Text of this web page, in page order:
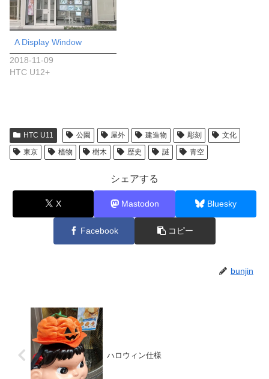
A Display Window
2018-11-09
HTC U12+
HTC U11 公園 屋外 建造物 彫刻
文化
東京
植物 樹木 歴史 謎 青空
シェアする
X Mastodon Bluesky
Facebook コピー
bunjin
ハロウィン仕様